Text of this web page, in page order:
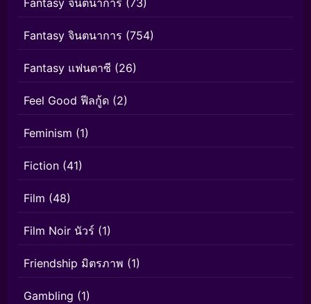
Fantasy จินตนาการ (73)
Fantasy จินตนาการ (754)
Fantasy แฟนตาซี (26)
Feel Good ฟีลกู้ด (2)
Feminism (1)
Fiction (41)
Film (48)
Film Noir นัวร์ (1)
Friendship มิตรภาพ (1)
Gambling (1)